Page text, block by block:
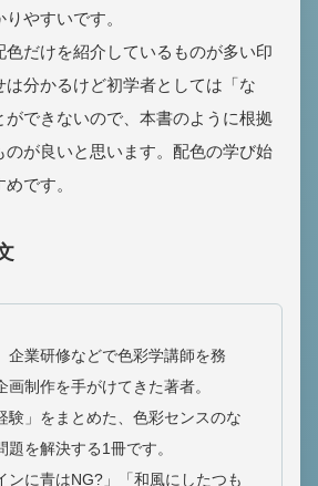
やすいです。
だけを紹介しているものが多い印
分かるけど初学者としては「な
ができないので、本書のように根拠
のが良いと思います。配色の学び始
です。
企業研修などで色彩学講師を務
画制作を手がけてきた著者。
験」をまとめた、色彩センスのな
題を解決する1冊です。
ンに青はNG?」「和風にしたつも